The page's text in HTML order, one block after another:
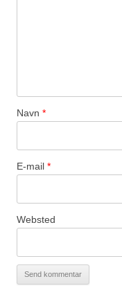
Navn *
E-mail *
Websted